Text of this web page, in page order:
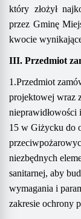
który złożył
przez Gminę
kwocie
III. Przedmiot
1.Przedmiot
projektowej wraz
nieprawidłowości
1 5 w Giżycku do
niezbędnych
sanitarnej, aby
wymagania i
zakresie ochrony